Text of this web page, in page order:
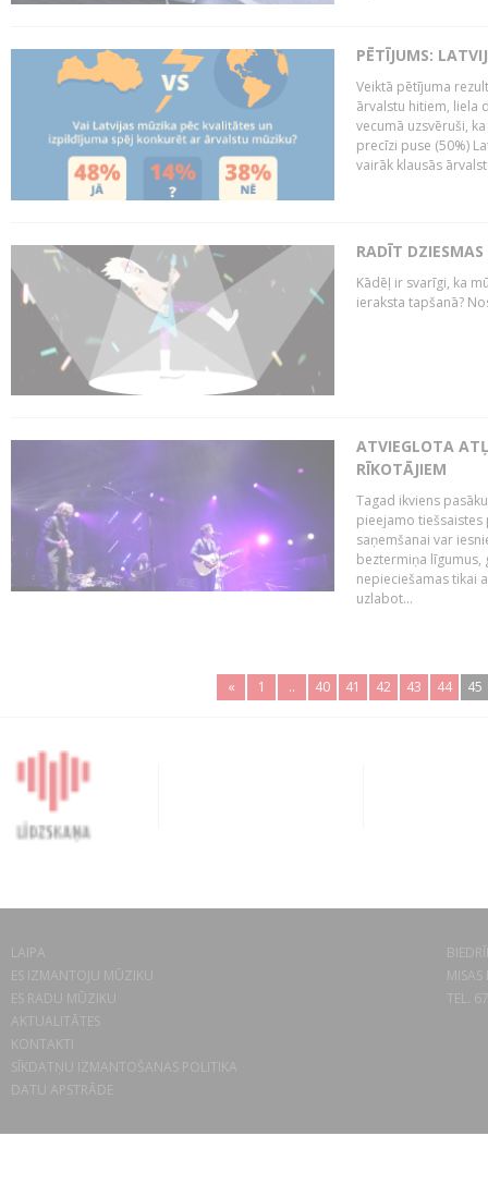
PĒTĪJUMS:
Veiktā pētījuma
ārvalstu hitiem, liela
vecumā uzsvēruši,
precīzi puse (50%)
vairāk klausās
RADĪT
Kādēļ ir svarīgi, ka
ieraksta tapšanā?
ATVIEGLOTA
RĪKOTĀJIEM
Tagad ikviens
pieejamo tiešsaistes
saņemšanai var
beztermiņa līgumus,
nepieciešamas tikai
uzlabot...
« 1 .. 40 41 42 43 44 45
LAIPA
ES IZMANTOJU MŪZIKU
ES RADU MŪZIKU
AKTUALITĀTES
KONTAKTI
SĪKDATŅU IZMANTOŠANAS POLITIKA
DATU APSTRĀDE
TEL.